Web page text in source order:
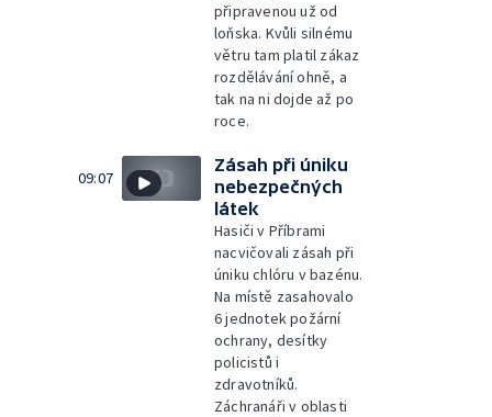
připravenou už od
loňska. Kvůli silnému
větru tam platil zákaz
rozdělávání ohně, a
tak na ni dojde až po
roce.
09:07
Zásah při úniku
nebezpečných
látek
Hasiči v Příbrami
nacvičovali zásah při
úniku chlóru v bazénu.
Na místě zasahovalo
6 jednotek požární
ochrany, desítky
policistů i
zdravotníků.
Záchranáři v oblasti